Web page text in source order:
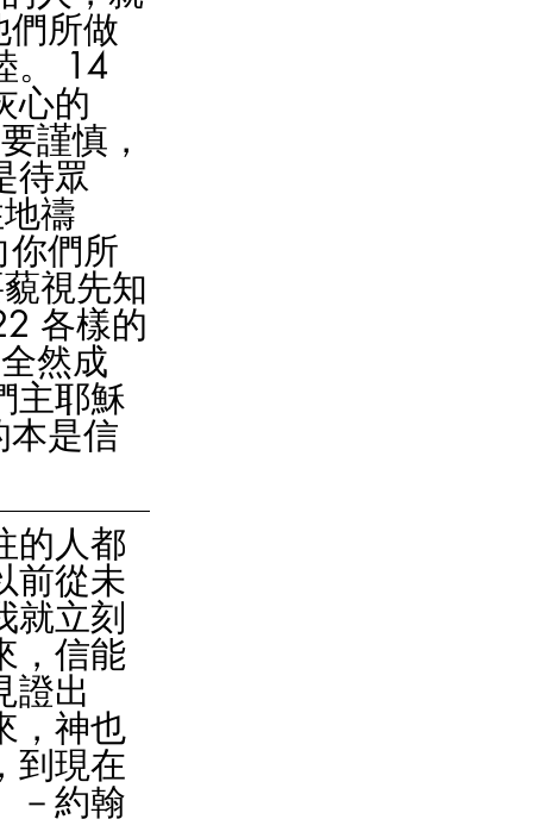
們所做
。 14
心的
謹慎，
待眾
禱
你們所
視先知
各樣的
然成
主耶穌
本是信
的人都
前從未
就立刻
，信能
證出
，神也
到現在
－約翰